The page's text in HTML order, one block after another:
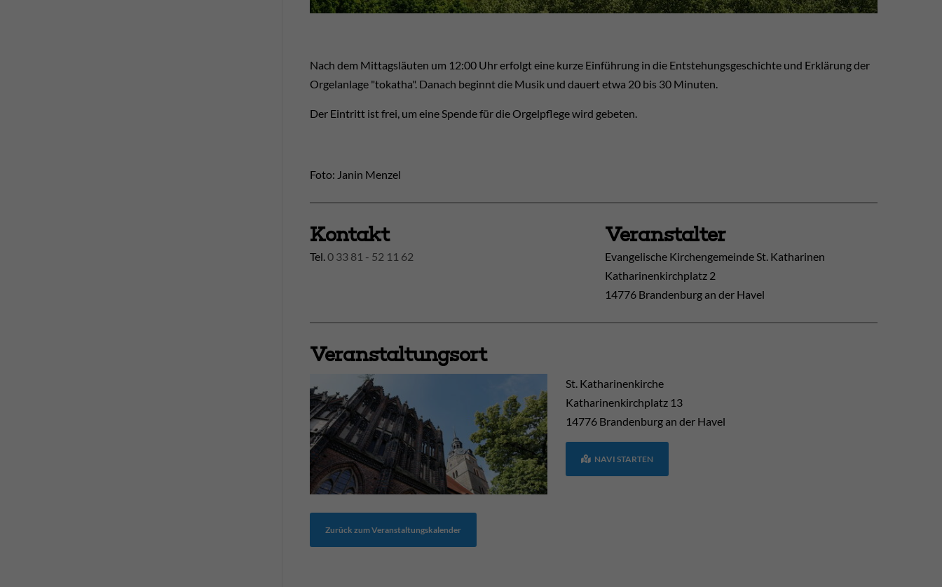
Nach dem Mittagsläuten um 12:00 Uhr erfolgt eine kurze Einführung in die Entstehungsgeschichte und Erklärung der
Orgelanlage "tokatha". Danach beginnt die Musik und dauert etwa 20 bis 30 Minuten.
Der Eintritt ist frei, um eine Spende für die Orgelpflege wird gebeten.
Foto: Janin Menzel
Kontakt
Tel. 0 33 81 - 52 11 62
Veranstalter
Evangelische Kirchengemeinde St. Katharinen
Katharinenkirchplatz 2
14776 Brandenburg an der Havel
Veranstaltungsort
St. Katharinenkirche
Katharinenkirchplatz 13
14776 Brandenburg an der Havel
NAVI STARTEN
Zurück zum Veranstaltungskalender